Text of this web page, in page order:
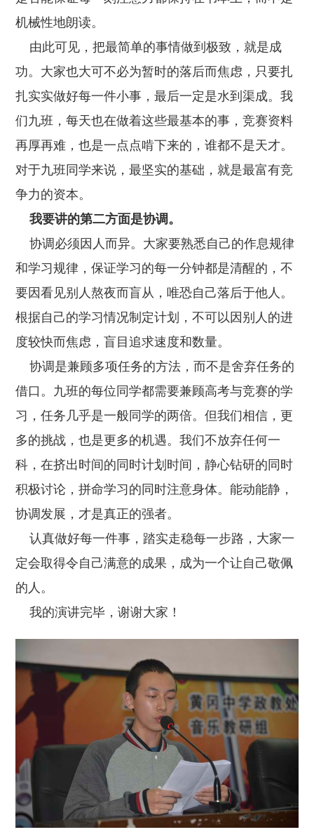
机械性地朗读。
由此可见，把最简单的事情做到极致，就是成
功。大家也大可不必为暂时的落后而焦虑，只要扎
扎实实做好每一件小事，最后一定是水到渠成。我
们九班，每天也在做着这些最基本的事，竞赛资料
再厚再难，也是一点点啃下来的，谁都不是天才。
对于九班同学来说，最坚实的基础，就是最富有竞
争力的资本。
我要讲的第二方面是协调。
协调必须因人而异。大家要熟悉自己的作息规律
和学习规律，保证学习的每一分钟都是清醒的，不
要因看见别人熬夜而盲从，唯恐自己落后于他人。
根据自己的学习情况制定计划，不可以因别人的进
度较快而焦虑，盲目追求速度和数量。
协调是兼顾多项任务的方法，而不是舍弃任务的
借口。九班的每位同学都需要兼顾高考与竞赛的学
习，任务几乎是一般同学的两倍。但我们相信，更
多的挑战，也是更多的机遇。我们不放弃任何一
科，在挤出时间的同时计划时间，静心钻研的同时
积极讨论，拼命学习的同时注意身体。能动能静，
协调发展，才是真正的强者。
认真做好每一件事，踏实走稳每一步路，大家一
定会取得令自己满意的成果，成为一个让自己敬佩
的人。
我的演讲完毕，谢谢大家！